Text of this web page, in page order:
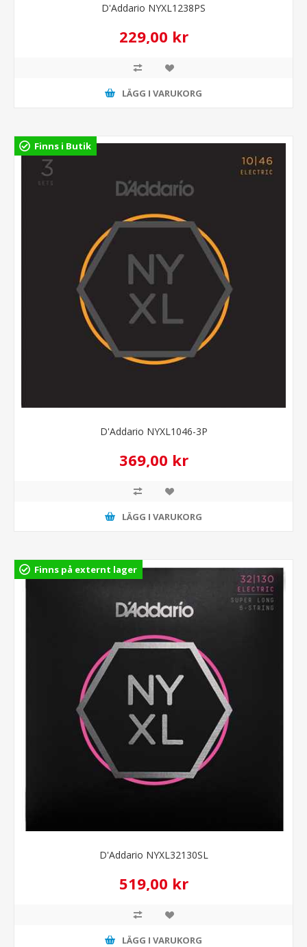
D'Addario NYXL1238PS
229,00 kr
LÄGG I VARUKORG
Finns i Butik
D'Addario NYXL1046-3P
369,00 kr
LÄGG I VARUKORG
Finns på externt lager
D'Addario NYXL32130SL
519,00 kr
LÄGG I VARUKORG